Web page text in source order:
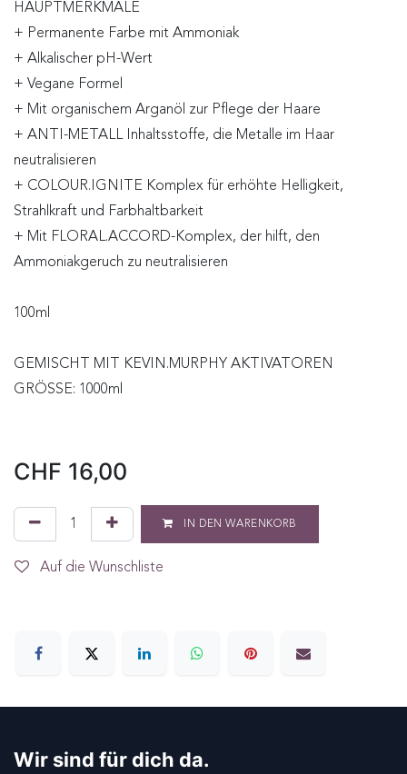
HAUPTMERKMALE
+ Permanente Farbe mit Ammoniak
+ Alkalischer pH-Wert
+ Vegane Formel
+ Mit organischem Arganöl zur Pflege der Haare
+ ANTI-METALL Inhaltsstoffe, die Metalle im Haar
neutralisieren
+ COLOUR.IGNITE Komplex für erhöhte Helligkeit,
Strahlkraft und Farbhaltbarkeit
+ Mit FLORAL.ACCORD-Komplex, der hilft, den
Ammoniakgeruch zu neutralisieren
100ml
GEMISCHT MIT KEVIN.MURPHY AKTIVATOREN
GRÖSSE: 1000ml
CHF 16,00
IN DEN WARENKORB
Auf die Wunschliste
Wir sind für dich da.